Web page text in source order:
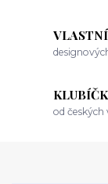
od českých